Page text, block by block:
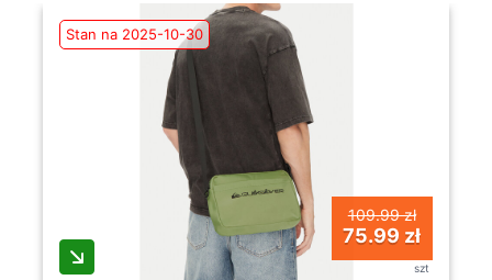
Stan na 2025-10-30
109.99 zł
75.99 zł
szt